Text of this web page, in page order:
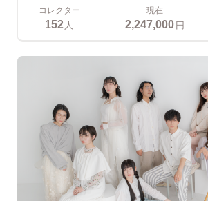
コレクター
152人
現在
2,247,000円